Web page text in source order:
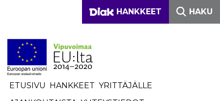
DIAKONIA-
HANKKEET HAKU
ETUSIVU HANKKEET YRITTÄJÄLLE